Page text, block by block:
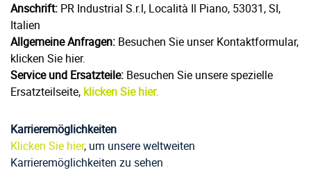
Anschrift: PR Industrial S.r.l, Località Il Piano, 53031, SI,
Italien
Allgemeine Anfragen: Besuchen Sie unser Kontaktformular,
klicken Sie hier.
Service und Ersatzteile: Besuchen Sie unsere spezielle
Ersatzteilseite, klicken Sie hier.
Karrieremöglichkeiten
Klicken Sie hier, um unsere weltweiten
Karrieremöglichkeiten zu sehen .